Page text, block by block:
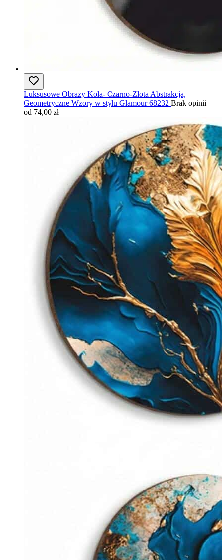
Luksusowe Obrazy Koła- Czarno-Złota Abstrakcja,
Geometryczne Wzory w stylu Glamour 68232 Brak opinii
od 74,00 zł